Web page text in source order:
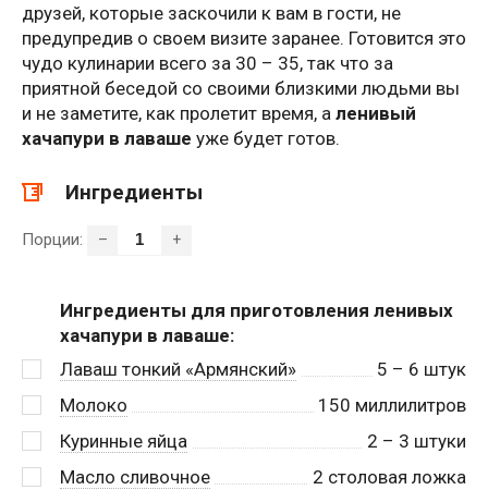
друзей, которые заскочили к вам в гости, не
предупредив о своем визите заранее. Готовится это
чудо кулинарии всего за 30 – 35, так что за
приятной беседой со своими близкими людьми вы
и не заметите, как пролетит время, а ленивый
хачапури в лаваше уже будет готов.
Ингредиенты
Порции: – +
Ингредиенты для приготовления ленивых
хачапури в лаваше:
Лаваш тонкий «Армянский»
5 – 6 штук
Молоко
150 миллилитров
Куринные яйца
2 – 3 штуки
Масло сливочное
2 столовая ложка